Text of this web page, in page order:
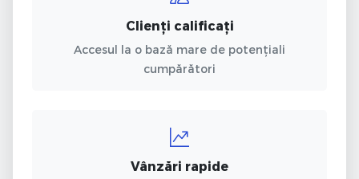
Clienți calificați
Accesul la o bază mare de potențiali
cumpărători
Vânzări rapide